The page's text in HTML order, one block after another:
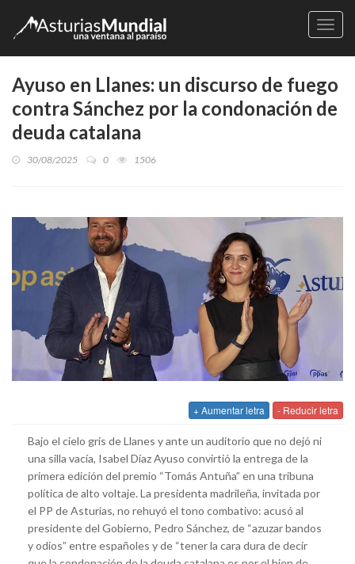
Ayuso en Llanes: un discurso de fuego
contra Sánchez por la condonación de
deuda catalana
30/08/2025 0 1506
+ Aumentar letra - Reducir letra
Bajo el cielo gris de Llanes y ante un auditorio que no dejó ni
una silla vacía, Isabel Díaz Ayuso convirtió la entrega de la
primera edición del premio “Tomás Antuña” en una tribuna
política de alto voltaje. La presidenta madrileña, invitada por
el PP de Asturias, no rehuyó el tono combativo: acusó al
presidente del Gobierno, Pedro Sánchez, de “azuzar bandos
y odios” entre españoles y de “tener la cara dura de decir